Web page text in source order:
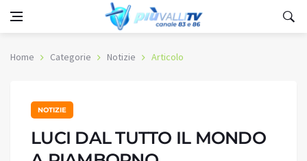
Home Categorie Notizie Articolo
NOTIZIE
LUCI DAL TUTTO IL MONDO